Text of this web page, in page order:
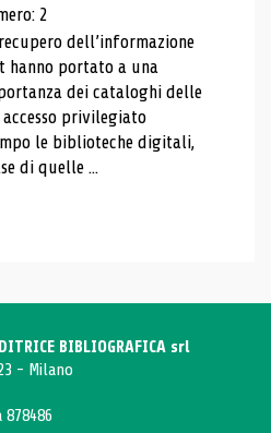
2
dell’informazione
portato a una
dei cataloghi delle
privilegiato
le biblioteche digitali,
di quelle ...
BIBLIOGRAFICA srl
- Milano
878486